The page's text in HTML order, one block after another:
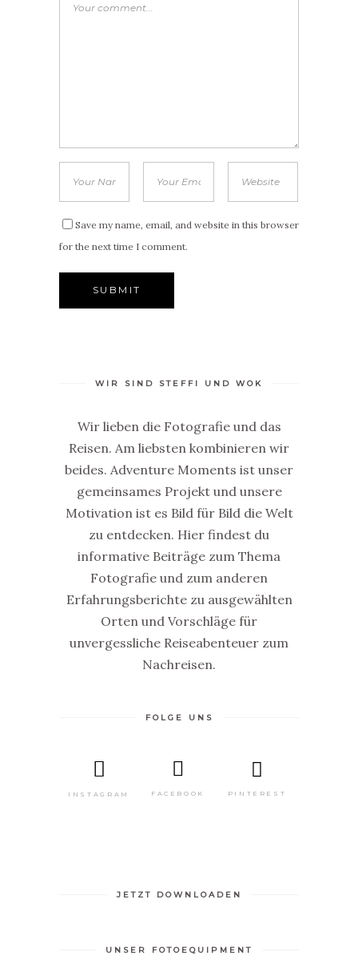
Save my name, email, and website in this browser
for the next time I comment.
WIR SIND STEFFI UND WOK
Wir lieben die Fotografie und das
Reisen. Am liebsten kombinieren wir
beides. Adventure Moments ist unser
gemeinsames Projekt und unsere
Motivation ist es Bild für Bild die Welt
zu entdecken. Hier findest du
informative Beiträge zum Thema
Fotografie und zum anderen
Erfahrungsberichte zu ausgewählten
Orten und Vorschläge für
unvergessliche Reiseabenteuer zum
Nachreisen.
FOLGE UNS
INSTAGRAM FACEBOOK PINTEREST
JETZT DOWNLOADEN
UNSER FOTOEQUIPMENT